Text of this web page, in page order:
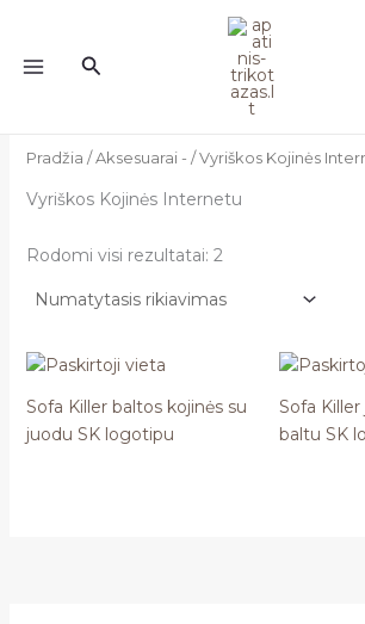
turinio
Paieška
Pradžia /Aksesuarai - / Vyriškos Kojinės
Vyriškos Kojinės Internetu
Rodomi visi rezultatai: 2
Sofa Killer baltos kojinės su
juodu SK logotipu
Sofa
baltu SK